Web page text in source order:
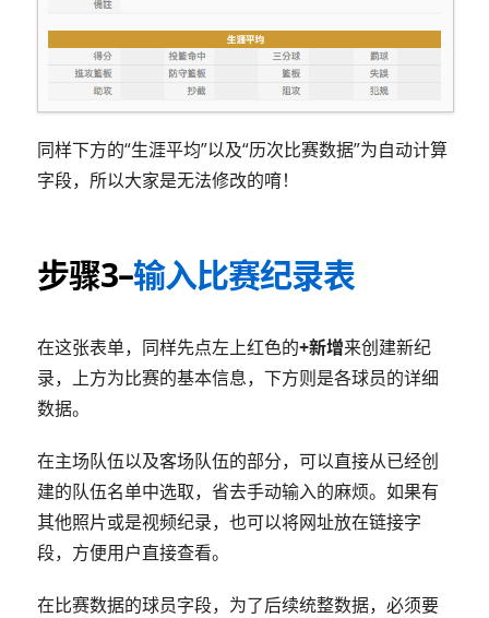
同样下方的“生涯平均”以及“历次比赛数据”为自动计算
字段，所以大家是无法修改的唷！
步骤3–输入比赛纪录表
在这张表单，同样先点左上红色的+新增来创建新纪
录，上方为比赛的基本信息，下方则是各球员的详细
数据。
在主场队伍以及客场队伍的部分，可以直接从已经创
建的队伍名单中选取，省去手动输入的麻烦。如果有
其他照片或是视频纪录，也可以将网址放在链接字
段，方便用户直接查看。
在比赛数据的球员字段，为了后续统整数据，必须要